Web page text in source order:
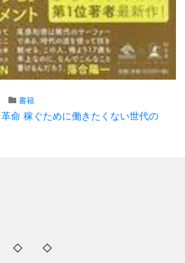
書籍
命 稼ぐために働きたくない世代の
◇ ◇